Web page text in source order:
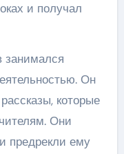
и получал
Он
которые
Они
предрекли ему